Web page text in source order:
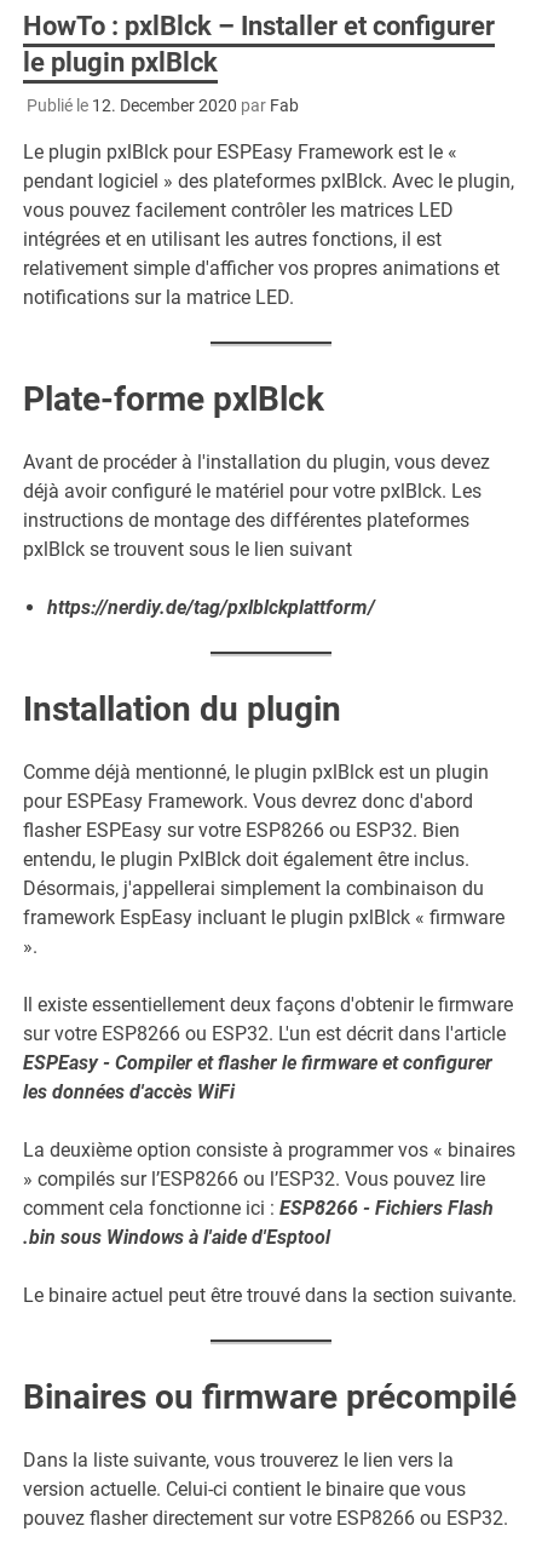
HowTo : pxlBlck – Installer et configurer
le plugin pxlBlck
Publié le 12. December 2020 par Fab
Le plugin pxlBlck pour ESPEasy Framework est le «
pendant logiciel » des plateformes pxlBlck. Avec le plugin,
vous pouvez facilement contrôler les matrices LED
intégrées et en utilisant les autres fonctions, il est
relativement simple d'afficher vos propres animations et
notifications sur la matrice LED.
Plate-forme pxlBlck
Avant de procéder à l'installation du plugin, vous devez
déjà avoir configuré le matériel pour votre pxlBlck. Les
instructions de montage des différentes plateformes
pxlBlck se trouvent sous le lien suivant
https://nerdiy.de/tag/pxlblckplattform/
Installation du plugin
Comme déjà mentionné, le plugin pxlBlck est un plugin
pour ESPEasy Framework. Vous devrez donc d'abord
flasher ESPEasy sur votre ESP8266 ou ESP32. Bien
entendu, le plugin PxlBlck doit également être inclus.
Désormais, j'appellerai simplement la combinaison du
framework EspEasy incluant le plugin pxlBlck « firmware
».
Il existe essentiellement deux façons d'obtenir le firmware
sur votre ESP8266 ou ESP32. L'un est décrit dans l'article
ESPEasy - Compiler et flasher le firmware et configurer
les données d'accès WiFi
La deuxième option consiste à programmer vos « binaires
» compilés sur l’ESP8266 ou l’ESP32. Vous pouvez lire
comment cela fonctionne ici :ESP8266 - Fichiers Flash
.bin sous Windows à l'aide d'Esptool
Le binaire actuel peut être trouvé dans la section suivante.
Binaires ou firmware précompilé
Dans la liste suivante, vous trouverez le lien vers la
version actuelle. Celui-ci contient le binaire que vous
pouvez flasher directement sur votre ESP8266 ou ESP32.